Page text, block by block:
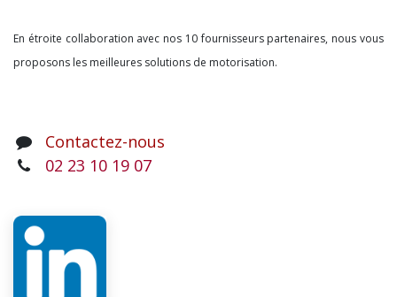
En étroite collaboration avec nos 10 fournisseurs partenaires, nous vous
proposons les meilleures solutions de motorisation.
Contactez-nous
02 23 10 19 07